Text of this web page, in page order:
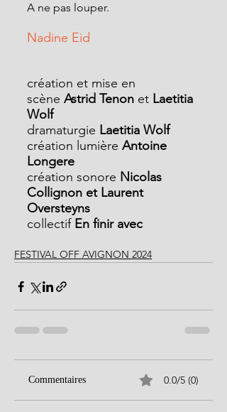
A ne pas louper.
Nadine Eid
création et mise en
scène Astrid Tenon et Laetitia
Wolf
dramaturgie Laetitia Wolf
création lumière Antoine
Longere
création sonore Nicolas
Collignon et Laurent
Oversteyns
collectif En finir avec
FESTIVAL OFF AVIGNON 2024
Commentaires 0.0/5 (0)